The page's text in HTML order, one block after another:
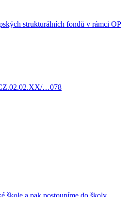
strukturálních fondů v rámci OP
…078
škole a pak postoupíme do školy